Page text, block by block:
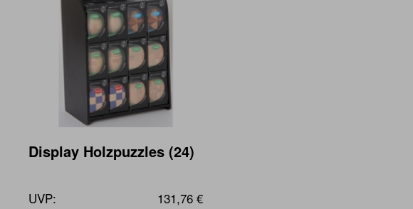
Display Holzpuzzles (24)
UVP: 131,76 €